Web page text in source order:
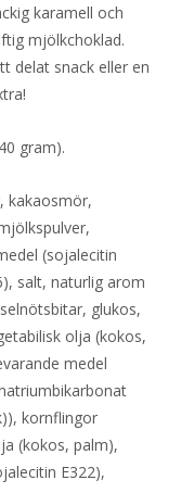
karamell och
mjölkchoklad.
delat snack eller en
gram).
kakaosmör,
(sojalecitin
salt, naturlig arom
glukos,
olja (kokos,
medel
kornflingor
(kokos, palm),
E322),